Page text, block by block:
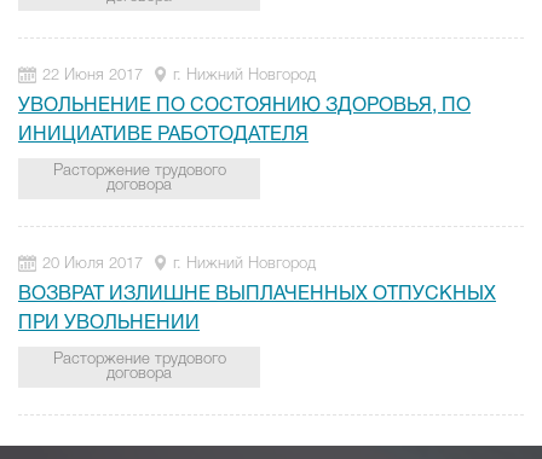
22 Июня 2017 г. Нижний Новгород
УВОЛЬНЕНИЕ ПО СОСТОЯНИЮ ЗДОРОВЬЯ, ПО
ИНИЦИАТИВЕ РАБОТОДАТЕЛЯ
Расторжение трудового
договора
20 Июля 2017 г. Нижний Новгород
ВОЗВРАТ ИЗЛИШНЕ ВЫПЛАЧЕННЫХ ОТПУСКНЫХ
ПРИ УВОЛЬНЕНИИ
Расторжение трудового
договора